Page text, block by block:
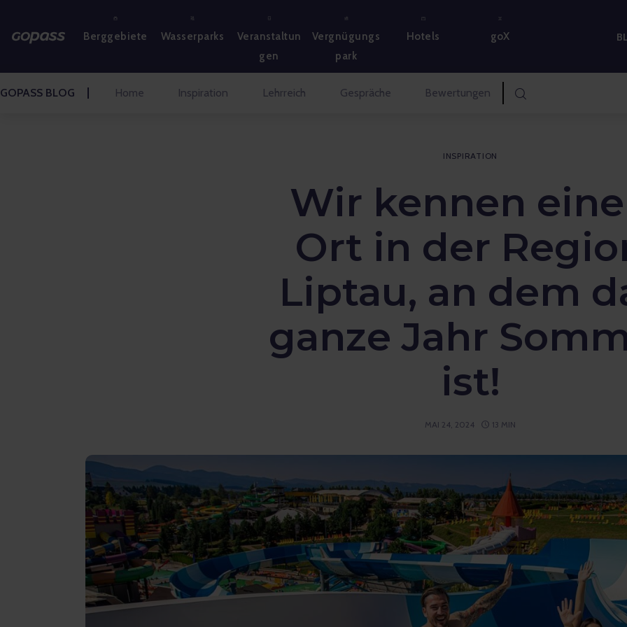
Berggebiete Wasserparks
Veranstaltun
gen
Vergnügungs
park
Hotels goX
GOPASS BLOG Home Inspiration Lehrreich Gespräche Bewertungen
GOLF
INSPIRATION
Wir kennen
Ort in der
Liptau, an dem
ganze Jahr
ist!
MAI 24, 2024 13 MIN